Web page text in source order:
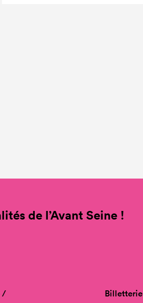
de l’Avant Seine !
/
Billetterie